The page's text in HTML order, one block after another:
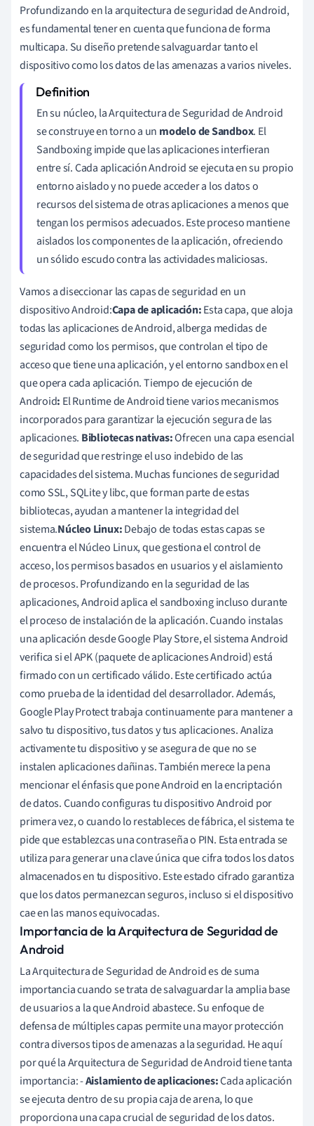
Profundizando en la arquitectura de seguridad de Android,
es fundamental tener en cuenta que funciona de forma
multicapa. Su diseño pretende salvaguardar tanto el
dispositivo como los datos de las amenazas a varios niveles.
En su núcleo, la Arquitectura de Seguridad de Android
se construye en torno a un modelo de Sandbox. El
Sandboxing impide que las aplicaciones interfieran
entre sí. Cada aplicación Android se ejecuta en su propio
entorno aislado y no puede acceder a los datos o
recursos del sistema de otras aplicaciones a menos que
tengan los permisos adecuados. Este proceso mantiene
aislados los componentes de la aplicación, ofreciendo
un sólido escudo contra las actividades maliciosas.
Vamos a diseccionar las capas de seguridad en un
dispositivo Android:Capa de aplicación:Esta capa, que aloja
todas las aplicaciones de Android, alberga medidas de
seguridad como los permisos, que controlan el tipo de
acceso que tiene una aplicación, y el entorno sandbox en el
que opera cada aplicación. Tiempo de ejecución de
Android: El Runtime de Android tiene varios mecanismos
incorporados para garantizar la ejecución segura de las
aplicaciones. Bibliotecas nativas:Ofrecen una capa esencial
de seguridad que restringe el uso indebido de las
capacidades del sistema. Muchas funciones de seguridad
como SSL, SQLite y libc, que forman parte de estas
bibliotecas, ayudan a mantener la integridad del
sistema.Núcleo Linux:Debajo de todas estas capas se
encuentra el Núcleo Linux, que gestiona el control de
acceso, los permisos basados en usuarios y el aislamiento
de procesos. Profundizando en la seguridad de las
aplicaciones, Android aplica el sandboxing incluso durante
el proceso de instalación de la aplicación. Cuando instalas
una aplicación desde Google Play Store, el sistema Android
verifica si el APK (paquete de aplicaciones Android) está
firmado con un certificado válido. Este certificado actúa
como prueba de la identidad del desarrollador. Además,
Google Play Protect trabaja continuamente para mantener a
salvo tu dispositivo, tus datos y tus aplicaciones. Analiza
activamente tu dispositivo y se asegura de que no se
instalen aplicaciones dañinas. También merece la pena
mencionar el énfasis que pone Android en la encriptación
de datos. Cuando configuras tu dispositivo Android por
primera vez, o cuando lo restableces de fábrica, el sistema te
pide que establezcas una contraseña o PIN. Esta entrada se
utiliza para generar una clave única que cifra todos los datos
almacenados en tu dispositivo. Este estado cifrado garantiza
que los datos permanezcan seguros, incluso si el dispositivo
cae en las manos equivocadas.
Importancia de la Arquitectura de Seguridad de
Android
La Arquitectura de Seguridad de Android es de suma
importancia cuando se trata de salvaguardar la amplia base
de usuarios a la que Android abastece. Su enfoque de
defensa de múltiples capas permite una mayor protección
contra diversos tipos de amenazas a la seguridad. He aquí
por qué la Arquitectura de Seguridad de Android tiene tanta
importancia: -Aislamiento de aplicaciones:Cada aplicación
se ejecuta dentro de su propia caja de arena, lo que
proporciona una capa crucial de seguridad de los datos.